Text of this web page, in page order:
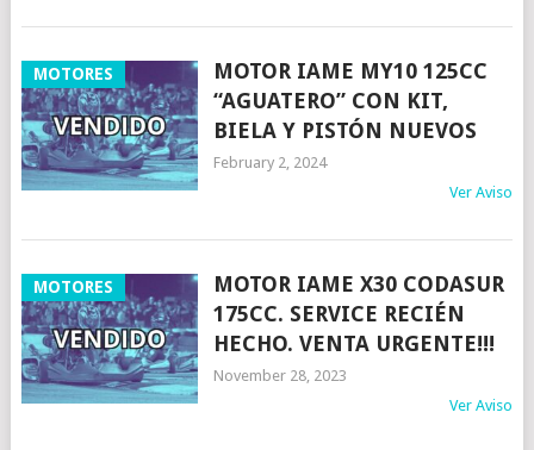
MOTORES
MOTOR IAME MY10 125CC
“AGUATERO” CON KIT,
BIELA Y PISTÓN NUEVOS
February 2, 2024
Ver Aviso
MOTORES
MOTOR IAME X30 CODASUR
175CC. SERVICE RECIÉN
HECHO. VENTA URGENTE!!!
November 28, 2023
Ver Aviso